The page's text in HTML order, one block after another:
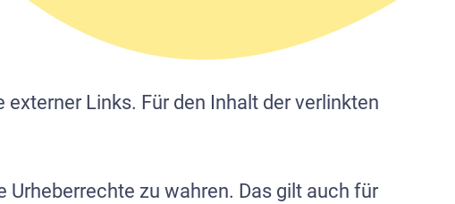
Links. Für den Inhalt der verlinkten
zu wahren. Das gilt auch für